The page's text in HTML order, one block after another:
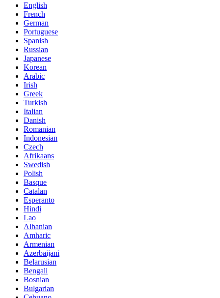
English
French
German
Portuguese
Spanish
Russian
Japanese
Korean
Arabic
Irish
Greek
Turkish
Italian
Danish
Romanian
Indonesian
Czech
Afrikaans
Swedish
Polish
Basque
Catalan
Esperanto
Hindi
Lao
Albanian
Amharic
Armenian
Azerbaijani
Belarusian
Bengali
Bosnian
Bulgarian